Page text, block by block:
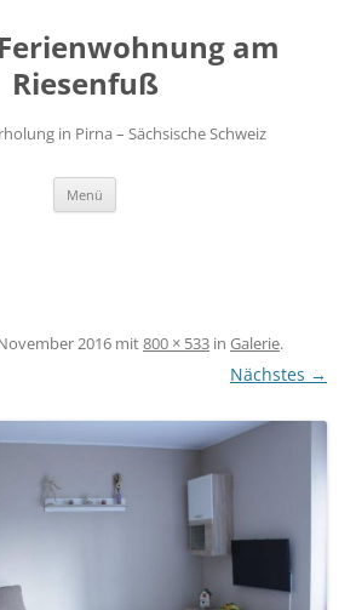
am
Riesenfuß
in Pirna – Sächsische Schweiz
Menü
2016 mit800 × 533 in Galerie.
Nächstes →